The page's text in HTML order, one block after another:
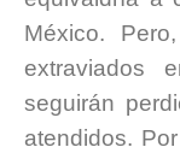
México.
extraviados
seguirán
atendidos.